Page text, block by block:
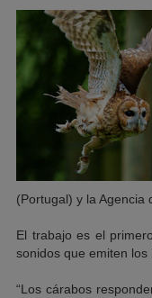
(Portugal) y la Agencia
El trabajo es el
sonidos que emiten los
“Los cárabos